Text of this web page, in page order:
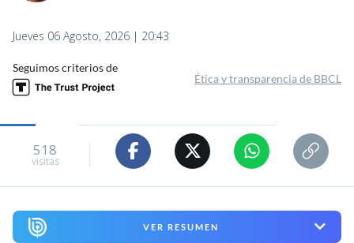
Jueves 06 Agosto, 2026 | 20:43
Seguimos criterios de
Ética y transparencia de BBCL
518
visitas
VER RESUMEN